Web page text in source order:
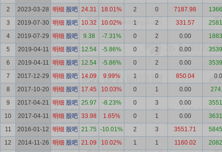
2
2023-03-28 明细 股吧 24.31 18.01% 2 0 7187.98
3
2019-07-30 明细 股吧 10.32 10.02% 1 2 331.57
4
2019-07-29 明细 股吧 9.38 -7.31% 0 2 0.00
5
2019-04-11 明细 股吧 12.54 -5.86% 0 2 0.00
6
2019-04-11 明细 股吧 12.54 -5.86% 0 2 0.00
7
2017-12-29 明细 股吧 14.09 9.99% 1 0 850.04
8
2017-10-20 明细 股吧 17.45 10.03% 0 1 0.00
9
2017-04-21 明细 股吧 25.97 -8.23% 0 3 0.00
10
2017-04-11 明细 股吧 33.98 1.65% 0 1 0.00
11
2016-01-12 明细 股吧 21.75 -10.01% 2 3 3551.71
12
2014-11-26 明细 股吧 21.09 10.02% 1 1 1160.02